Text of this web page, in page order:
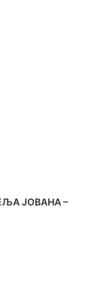
ЈОВАНА –